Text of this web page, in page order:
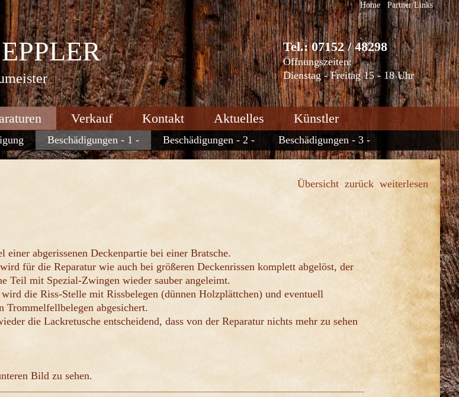
Tel.: 07152 / 48298
Öffnungszeiten:
Dienstag - Freitag 15 - 18 Uhr
Verkauf Kontakt Aktuelles Künstler
Home Partner/Links
Beschädigungen - 1 - Beschädigungen - 2 - Beschädigungen - 3 -
Übersicht zurück weiterlesen
einer abgerissenen Deckenpartie bei einer Bratsche.
für die Reparatur wie auch bei größeren Deckenrissen komplett abgelöst, der
Teil mit Spezial-Zwingen wieder sauber angeleimt.
die Riss-Stelle mit Rissbelegen (dünnen Holzplättchen) und eventuell
Trommelfellbelegen abgesichert.
die Lackretusche entscheidend, dass von der Reparatur nichts mehr zu sehen
Bild zu sehen.